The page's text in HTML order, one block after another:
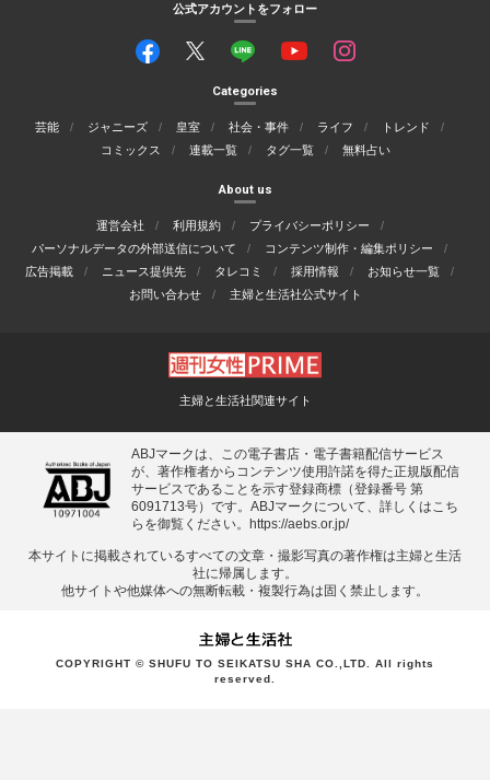
公式アカウントをフォロー
Categories
芸能 ジャニーズ 皇室 社会・事件 ライフ
トレンド
コミックス
連載一覧 タグ一覧 無料占い
About us
運営会社 利用規約
プライバシーポリシー
パーソナルデータの外部送信について
コンテンツ制作・編集ポリシー
広告掲載
ニュース提供先 タレコミ 採用情報
お知らせ一覧
お問い合わせ
主婦と生活社公式サイト
主婦と生活社関連サイト
ABJマークは、この電子書店・電子書籍配信サービス
が、著作権者からコンテンツ使用許諾を得た正規版配信
サービスであることを示す登録商標（登録番号 第
6091713号）です。ABJマークについて、詳しくはこち
らを御覧ください。
https://aebs.or.jp/
本サイトに掲載されているすべての⽂章・撮影写真の著作権は主婦と⽣活
社に帰属します。
他サイトや他媒体への無断転載・複製⾏為は固く禁⽌します。
COPYRIGHT © SHUFU TO SEIKATSU SHA CO.,LTD. All rights
reserved.